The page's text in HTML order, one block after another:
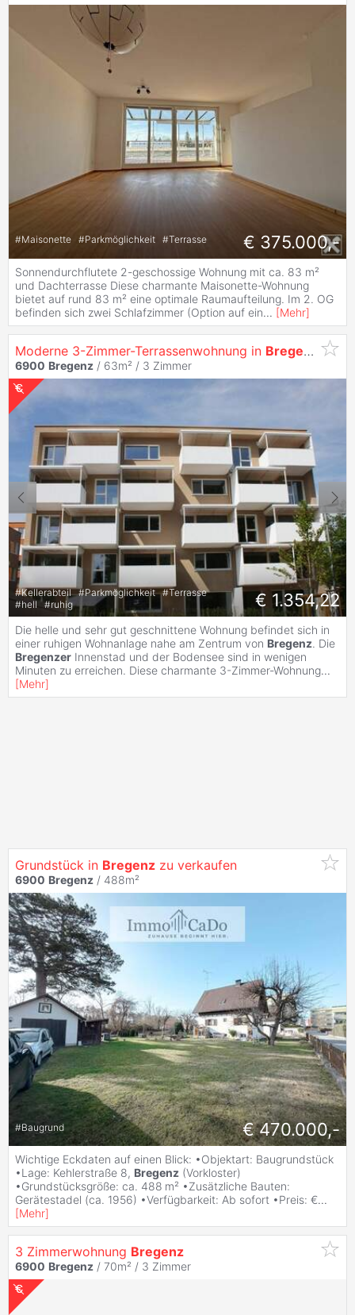
#Maisonette #Parkmöglichkeit #Terrasse € 375.000,-
Sonnendurchflutete 2-geschossige Wohnung mit ca. 83 m²
und Dachterrasse Diese charmante Maisonette-Wohnung
bietet auf rund 83 m² eine optimale Raumaufteilung. Im 2. OG
befinden sich zwei Schlafzimmer (Option auf ein... [Mehr]
Moderne 3-Zimmer-Terrassenwohnung in Bregenz
6900 Bregenz / 63m² / 3 Zimmer
#Kellerabteil #Parkmöglichkeit #Terrasse
#hell #ruhig € 1.354,22
Die helle und sehr gut geschnittene Wohnung befindet sich in
einer ruhigen Wohnanlage nahe am Zentrum von Bregenz. Die
Bregenzer Innenstad und der Bodensee sind in wenigen
Minuten zu erreichen. Diese charmante 3-Zimmer-Wohnung...
[Mehr]
Grundstück in Bregenz zu verkaufen
6900 Bregenz / 488m²
#Baugrund € 470.000,-
Wichtige Eckdaten auf einen Blick: •Objektart: Baugrundstück
•Lage: Kehlerstraße 8, Bregenz (Vorkloster)
•Grundstücksgröße: ca. 488 m² •Zusätzliche Bauten:
Gerätestadel (ca. 1956) •Verfügbarkeit: Ab sofort •Preis: €...
[Mehr]
3 Zimmerwohnung Bregenz
6900 Bregenz / 70m² / 3 Zimmer